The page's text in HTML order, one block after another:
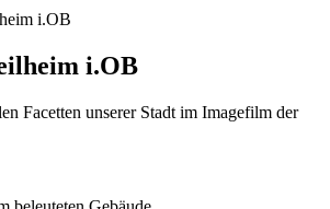
i.OB
Facetten unserer Stadt im Imagefilm der